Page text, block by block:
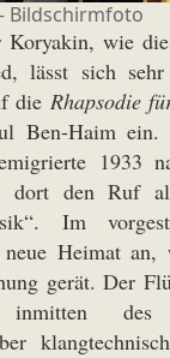
Bildschirmfoto
Koryakin, wie
lässt sich
die Rhapsodie
Ben-Haim ein.
1933
dort den Ruf
Im
Heimat an,
gerät. Der
des